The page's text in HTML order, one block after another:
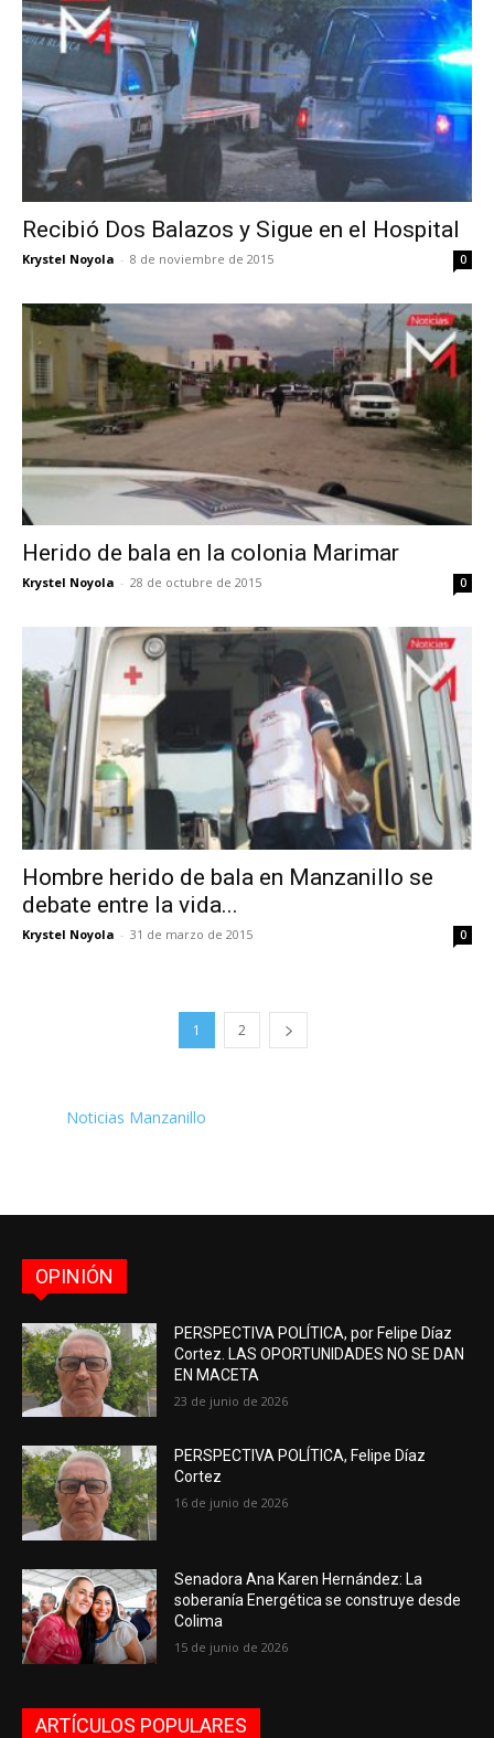
Recibió Dos Balazos y Sigue en el Hospital
Krystel Noyola - 8 de noviembre de 2015 0
Herido de bala en la colonia Marimar
Krystel Noyola - 28 de octubre de 2015 0
Hombre herido de bala en Manzanillo se
debate entre la vida...
Krystel Noyola - 31 de marzo de 2015 0
1 2
Noticias Manzanillo
OPINIÓN
PERSPECTIVA POLÍTICA, por Felipe Díaz
Cortez. LAS OPORTUNIDADES NO SE DAN
EN MACETA
23 de junio de 2026
PERSPECTIVA POLÍTICA, Felipe Díaz
Cortez
16 de junio de 2026
Senadora Ana Karen Hernández: La
soberanía Energética se construye desde
Colima
15 de junio de 2026
ARTÍCULOS POPULARES